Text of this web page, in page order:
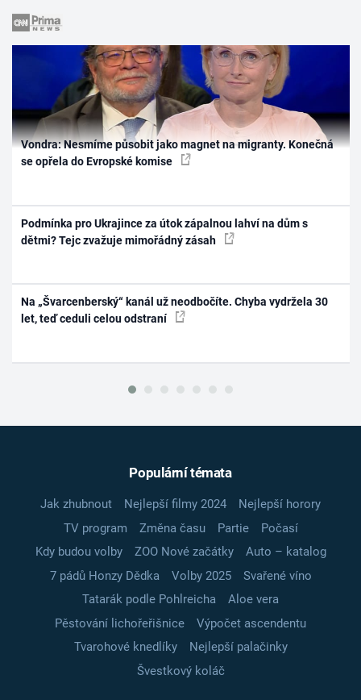
Vondra: Nesmíme působit jako magnet na migranty. Konečná
se opřela do Evropské komise
Podmínka pro Ukrajince za útok zápalnou lahví na dům s
dětmi? Tejc zvažuje mimořádný zásah
Na „Švarcenberský“ kanál už neodbočíte. Chyba vydržela 30
let, teď ceduli celou odstraní
Populární témata
Jak zhubnout Nejlepší filmy 2024
Nejlepší horory
TV program
Změna času Partie
Počasí
Kdy budou volby
ZOO Nové začátky
Auto – katalog
7 pádů Honzy Dědka
Volby 2025
Svařené víno
Tatarák podle Pohlreicha
Aloe vera
Pěstování lichořeřišnice
Výpočet ascendentu
Tvarohové knedlíky
Nejlepší palačinky
Švestkový koláč